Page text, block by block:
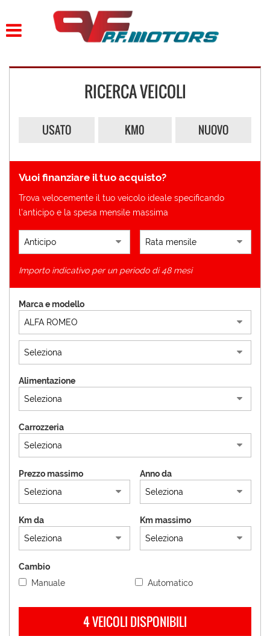
ASSISTENZA
CONTATTI
RICERCA VEICOLI
USATO KM0 NUOVO
Vuoi finanziare il tuo acquisto?
Trova velocemente il tuo veicolo ideale specificando
l'anticipo e la spesa mensile massima
Importo indicativo per un periodo di 48 mesi
Marca e modello
Alimentazione
Carrozzeria
Prezzo massimo Anno da
Km da Km massimo
Cambio
Manuale
Automatico
4 VEICOLI DISPONIBILI